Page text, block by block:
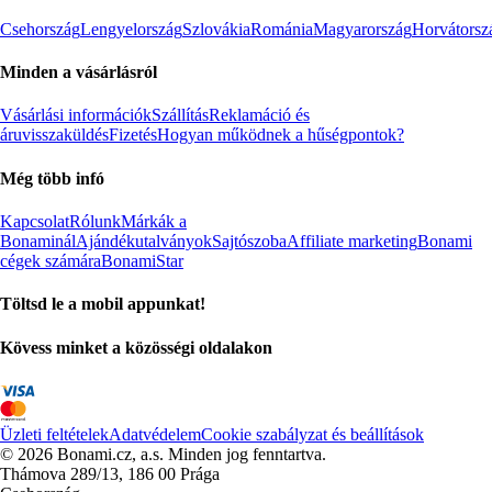
CsehországLengyelországSzlovákiaRomániaMagyarország
Minden a vásárlásról
Vásárlási információkSzállításReklamáció és
áruvisszaküldésFizetésHogyan működnek a hűségpontok?
Még több infó
KapcsolatRólunkMárkák a
BonaminálAjándékutalványokSajtószobaAffiliate marketingBonami
cégek számáraBonamiStar
Töltsd le a mobil appunkat!
Kövess minket a közösségi oldalakon
Üzleti feltételekAdatvédelemCookie szabályzat és beállítások
© 2026 Bonami.cz, a.s. Minden jog fenntartva.
Thámova 289/13, 186 00 Prága